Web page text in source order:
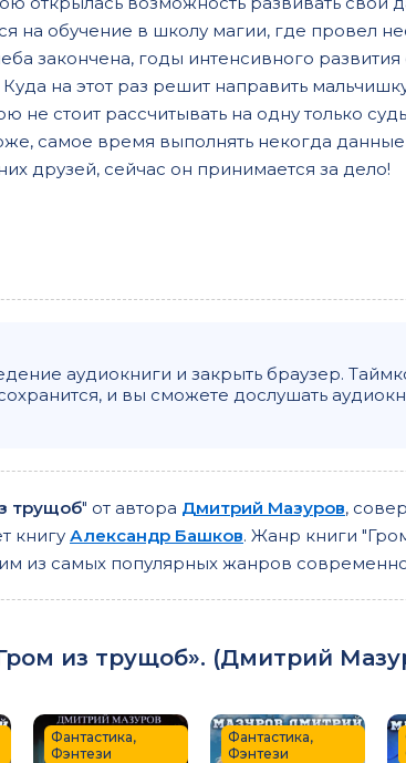
на обучение в школу магии, где провел
закончена, годы интенсивного развития
на этот раз решит направить
не стоит рассчитывать на одну только
самое время выполнять некогда
друзей, сейчас он принимается за дело!
аудиокниги и закрыть браузер.
и вы сможете дослушать
трущоб" от автора Дмитрий Мазуров,
книгу Александр Башков. Жанр книги
из самых популярных жанров
из трущоб». (Дмитрий
Фантастика,
Фэнтези
Фантастика,
Фэнтези